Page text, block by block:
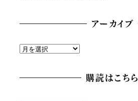
アーカイブ
ア
購読はこちら